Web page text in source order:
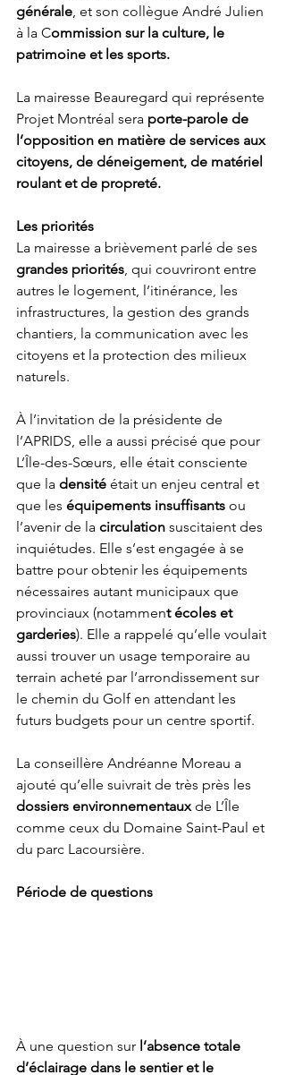
générale, et son collègue André Julien
à la Commission sur la culture, le
patrimoine et les sports.
La mairesse Beauregard qui représente
Projet Montréal sera porte-parole de
l’opposition en matière de services aux
citoyens, de déneigement, de matériel
roulant et de propreté.
Les priorités
La mairesse a brièvement parlé de ses
grandes priorités, qui couvriront entre
autres le logement, l’itinérance, les
infrastructures, la gestion des grands
chantiers, la communication avec les
citoyens et la protection des milieux
naturels.
À l’invitation de la présidente de
l’APRIDS, elle a aussi précisé que pour
L’Île-des-Sœurs, elle était consciente
que la densité était un enjeu central et
que les équipements insuffisants ou
l’avenir de la circulation suscitaient des
inquiétudes. Elle s’est engagée à se
battre pour obtenir les équipements
nécessaires autant municipaux que
provinciaux (notamment écoles et
garderies). Elle a rappelé qu’elle voulait
aussi trouver un usage temporaire au
terrain acheté par l’arrondissement sur
le chemin du Golf en attendant les
futurs budgets pour un centre sportif.
La conseillère Andréanne Moreau a
ajouté qu’elle suivrait de très près les
dossiers environnementaux de L’Île
comme ceux du Domaine Saint-Paul et
du parc Lacoursière.
Période de questions
À une question sur l’absence totale
d’éclairage dans le sentier et le